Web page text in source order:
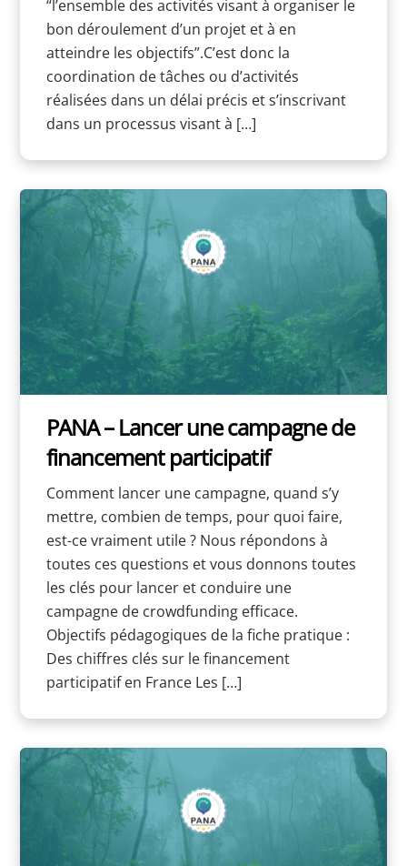
“l’ensemble des activités visant à organiser le
bon déroulement d’un projet et à en
atteindre les objectifs”.C’est donc la
coordination de tâches ou d’activités
réalisées dans un délai précis et s’inscrivant
dans un processus visant à […]
PANA – Lancer une campagne de
financement participatif
Comment lancer une campagne, quand s’y
mettre, combien de temps, pour quoi faire,
est-ce vraiment utile ? Nous répondons à
toutes ces questions et vous donnons toutes
les clés pour lancer et conduire une
campagne de crowdfunding efficace.
Objectifs pédagogiques de la fiche pratique :
Des chiffres clés sur le financement
participatif en France Les […]